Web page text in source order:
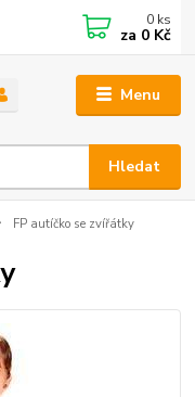
Menu
Hledat
0 ks
za 0 Kč
FP autíčko se zvířátky